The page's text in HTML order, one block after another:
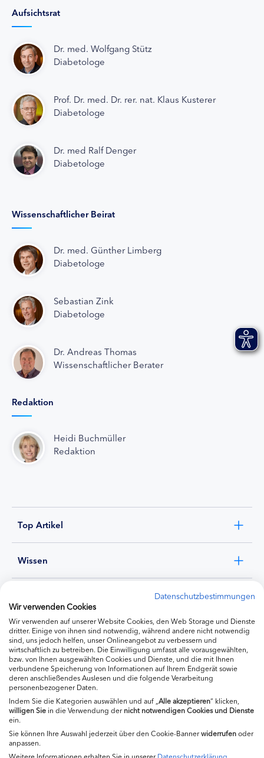
Aufsichtsrat
Dr. med. Wolfgang Stütz
Diabetologe
Prof. Dr. med. Dr. rer. nat. Klaus Kusterer
Diabetologe
Dr. med Ralf Denger
Diabetologe
Wissenschaftlicher Beirat
Dr. med. Günther Limberg
Diabetologe
Sebastian Zink
Diabetologe
Dr. Andreas Thomas
Wissenschaftlicher Berater
Redaktion
Heidi Buchmüller
Redaktion
Top Artikel
Wissen
Ernährung
Produkte
Datenschutzbestimmungen
Wir verwenden Cookies
Wir verwenden auf unserer Website Cookies, den Web Storage und Dienste
dritter. Einige von ihnen sind notwendig, während andere nicht notwendig
sind, uns jedoch helfen, unser Onlineangebot zu verbessern und
wirtschaftlich zu betreiben. Die Einwilligung umfasst alle vorausgewählten,
bzw. von Ihnen ausgewählten Cookies und Dienste, und die mit Ihnen
verbundene Speicherung von Informationen auf Ihrem Endgerät sowie
deren anschließendes Auslesen und die folgende Verarbeitung
personenbezogener Daten.
Indem Sie die Kategorien auswählen und auf „ Alle akzeptieren“ klicken,
willigenSie in die Verwendung dernicht notwendigen Cookies und Dienste
ein.
Sie können Ihre Auswahl jederzeit über den Cookie-Bannerwiderrufenoder
anpassen.
Weitere Informationen erhalten Sie in unsererDatenschutzerklärung